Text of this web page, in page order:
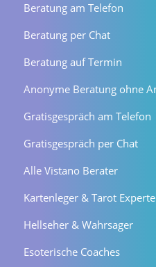
Beratung am Telefon
Beratung per Chat
Beratung auf Termin
Anonyme Beratung ohne
Gratisgespräch am Telefon
Gratisgespräch per Chat
Alle Vistano Berater
Kartenleger & Tarot
Hellseher & Wahrsager
Esoterische Coaches